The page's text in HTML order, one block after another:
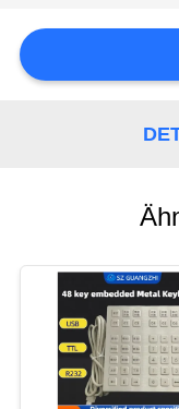
FORDERN
SIE
PRIVACY
POLICY